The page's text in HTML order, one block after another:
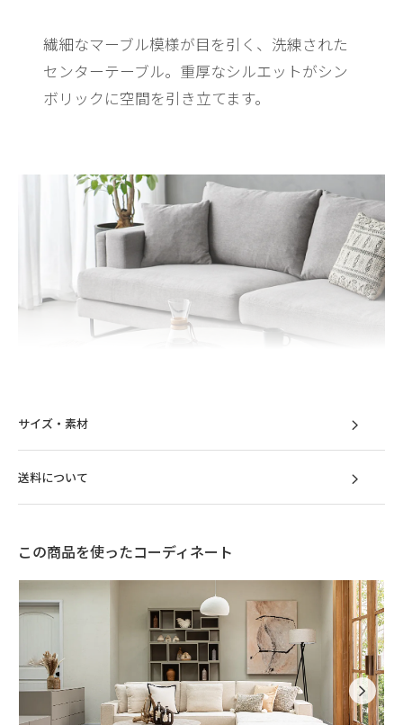
繊細なマーブル模様が目を引く、洗練された
センターテーブル。 重厚なシルエットがシン
ボリックに空間を引き立てます。
サイズ・素材
送料について
この商品を使ったコーディネート